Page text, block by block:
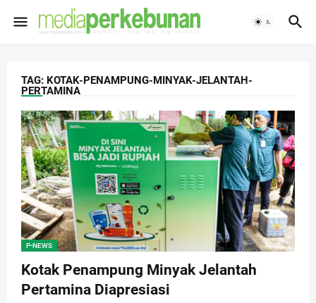
TAG: KOTAK-PENAMPUNG-MINYAK-JELANTAH-
PERTAMINA
P-NEWS
Kotak Penampung Minyak Jelantah
Pertamina Diapresiasi